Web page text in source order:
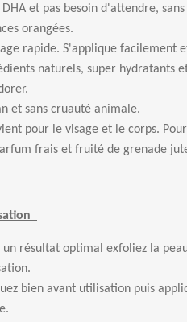
DHA et pas besoin d'attendre,
orangées.
rapide. S'applique facilement
naturels, super hydratants
et sans cruauté animale.
pour le visage et le corps.
frais et fruité de grenade
un résultat optimal exfoliez la
bien avant utilisation puis